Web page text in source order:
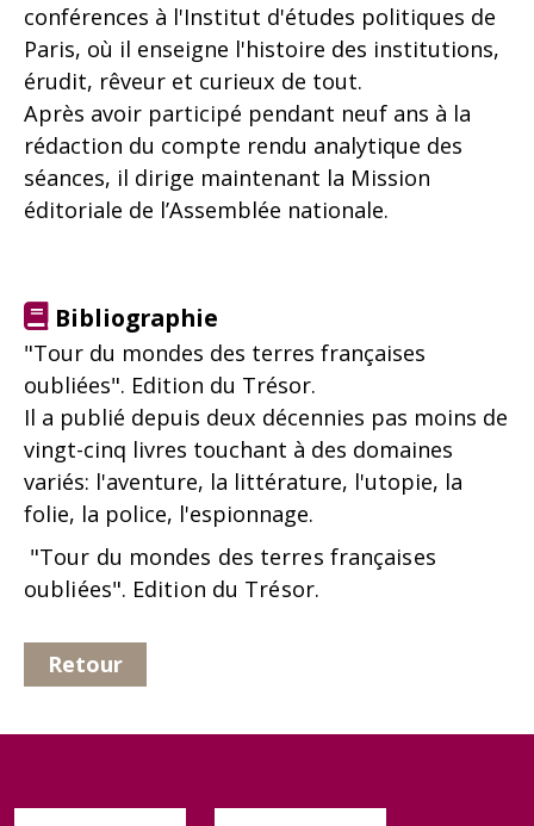
conférences à l'Institut d'études politiques de
Paris, où il enseigne l'histoire des institutions,
érudit, rêveur et curieux de tout.
Après avoir participé pendant neuf ans à la
rédaction du compte rendu analytique des
séances, il dirige maintenant la Mission
éditoriale de l’Assemblée nationale.
Bibliographie
"Tour du mondes des terres françaises
oubliées". Edition du Trésor.
Il a publié depuis deux décennies pas moins de
vingt-cinq livres touchant à des domaines
variés: l'aventure, la littérature, l'utopie, la
folie, la police, l'espionnage.
"Tour du mondes des terres françaises
oubliées". Edition du Trésor.
Retour